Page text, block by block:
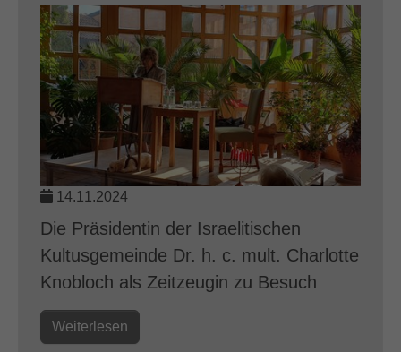
14.11.2024
Die Präsidentin der Israelitischen
Kultusgemeinde Dr. h. c. mult. Charlotte
Knobloch als Zeitzeugin zu Besuch
Weiterlesen